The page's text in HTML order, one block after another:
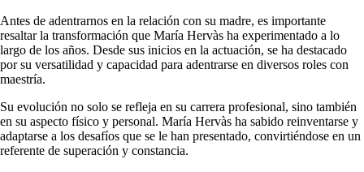
Antes de adentrarnos en la relación con su madre, es importante
resaltar la transformación que María Hervàs ha experimentado a lo
largo de los años. Desde sus inicios en la actuación, se ha destacado
por su versatilidad y capacidad para adentrarse en diversos roles con
maestría.
Su evolución no solo se refleja en su carrera profesional, sino también
en su aspecto físico y personal. María Hervàs ha sabido reinventarse y
adaptarse a los desafíos que se le han presentado, convirtiéndose en un
referente de superación y constancia.